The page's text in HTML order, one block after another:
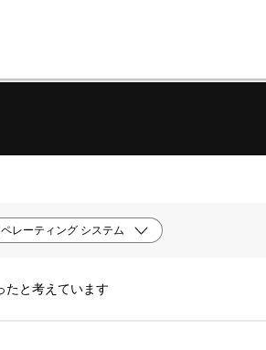
レーティング システム
たと考えています